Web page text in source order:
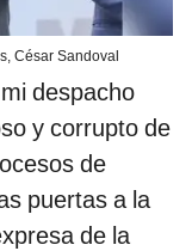
César Sandoval
despacho
y corrupto de
de
puertas a la
de la